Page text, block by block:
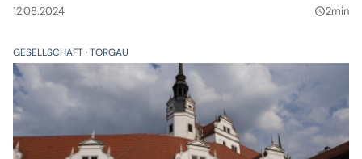
Sonne.
12.08.2024 query_builder2min
GESELLSCHAFT TORGAU